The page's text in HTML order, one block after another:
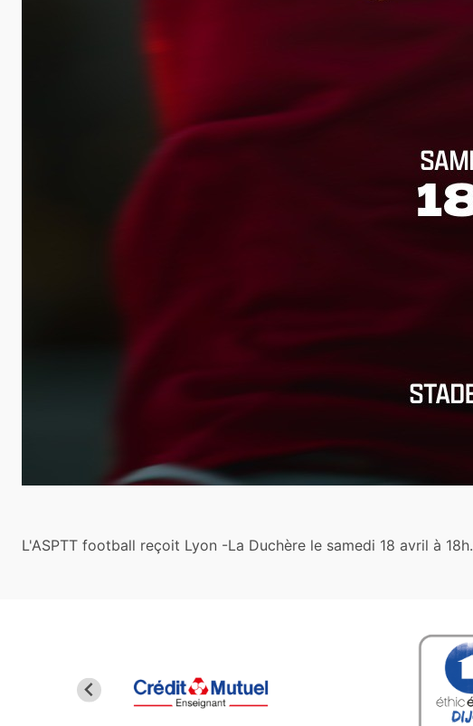
L'ASPTT football reçoit Lyon -La Duchère le samedi 18 avril à 18h.